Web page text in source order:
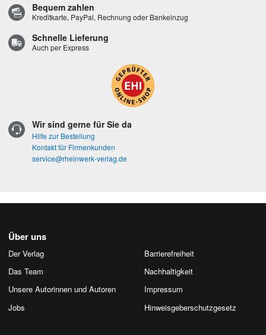
Bequem zahlen
Kreditkarte, PayPal, Rechnung oder Bankeinzug
Schnelle Lieferung
Auch per Express
Wir sind gerne für Sie da
Hilfe zur Bestellung
Kontakt für Firmenkunden
service@rheinwerk-verlag.de
Über uns
Der Verlag
Das Team
Unsere Autorinnen und Autoren
Jobs
Barrierefreiheit
Nachhaltigkeit
Impressum
Hinweis­geber­schutz­gesetz